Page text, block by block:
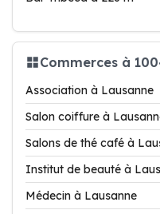
Commerces à
Association à Lausanne
Salon coiffure à
Salons de thé café à
Institut de beauté à
Médecin à Lausanne